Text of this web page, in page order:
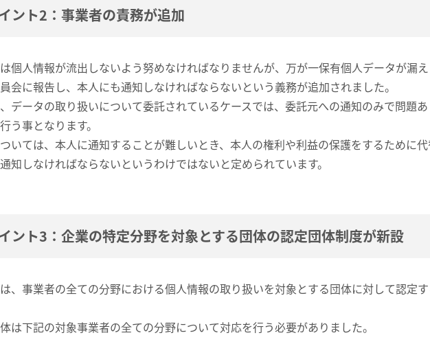
ント2：事業者の責務が追加
個人情報が流出しないよう努めなければなりませんが、万が一保有個人データが漏
会に報告し、本人にも通知しなければならないという義務が追加されました。
データの取り扱いについて委託されているケースでは、委託元への通知のみで問題
う事となります。
いては、本人に通知することが難しいとき、本人の権利や利益の保護をするために
知しなければならないというわけではないと定められています。
ント3：企業の特定分野を対象とする団体の認定団体制度が新設
、事業者の全ての分野における個人情報の取り扱いを対象とする団体に対して認定
は下記の対象事業者の全ての分野について対応を行う必要がありました。